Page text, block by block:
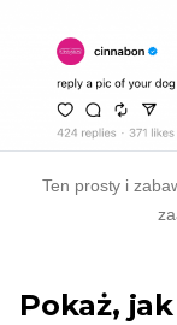
Ten prosty i
Pokaż,